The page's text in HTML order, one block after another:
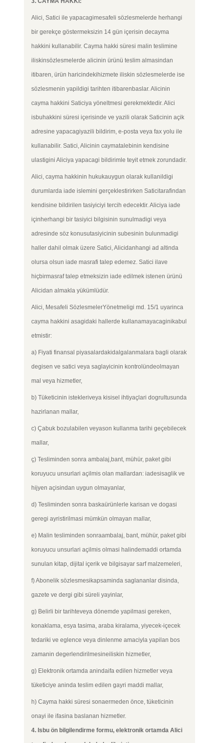
Alici, Satici ile yapacagimesafeli sözlesmelerde herhangi
bir gerekçe göstermeksizin 14 gün içerisin decayma
hakkini kullanabilir. Cayma hakki süresi malin teslimine
iliskinsözlesmelerde alicinin ürünü teslim almasindan
itibaren, ürün haricindekihizmete iliskin sözlesmelerde ise
sözlesmenin yapildigi tarihten itibarenbaslar. Alicinin
cayma hakkini Saticiya yöneltmesi gerekmektedir. Alici
isbuhakkini süresi içerisinde ve yazili olarak Saticinin açik
adresine yapacagiyazili bildirim, e-posta veya fax yolu ile
kullanabilir. Satici, Alicinin caymatalebinin kendisine
ulastigini Aliciya yapacagi bildirimle teyit etmek zorundadir.
Alici, cayma hakkinin hukukauygun olarak kullanildigi
durumlarda iade islemini gerçeklestirirken Saticitarafindan
kendisine bildirilen tasiyiciyi tercih edecektir. Aliciya iade
içinherhangi bir tasiyici bilgisinin sunulmadigi veya
adresinde söz konusutasiyicinin subesinin bulunmadigi
haller dahil olmak üzere Satici, Alicidanhangi ad altinda
olursa olsun iade masrafi talep edemez. Satici ilave
hiçbirmasraf talep etmeksizin iade edilmek istenen ürünü
Alicidan almakla yükümlüdür.
Alici, Mesafeli SözlesmelerYönetmeligi md. 15/1 uyarinca
cayma hakkini asagidaki hallerde kullanamayacaginikabul
etmistir:
a) Fiyati finansal piyasalardakidalgalanmalara bagli olarak
degisen ve satici veya saglayicinin kontrolündeolmayan
mal veya hizmetler,
b) Tüketicinin istekleriveya kisisel ihtiyaçlari dogrultusunda
hazirlanan mallar,
c) Çabuk bozulabilen veyason kullanma tarihi geçebilecek
mallar,
ç) Tesliminden sonra ambalaj,bant, mühür, paket gibi
koruyucu unsurlari açilmis olan mallardan: iadesisaglik ve
hijyen açisindan uygun olmayanlar,
d) Tesliminden sonra baskaürünlerle karisan ve dogasi
geregi ayristirilmasi mümkün olmayan mallar,
e) Malin tesliminden sonraambalaj, bant, mühür, paket gibi
koruyucu unsurlari açilmis olmasi halindemaddi ortamda
sunulan kitap, dijital içerik ve bilgisayar sarf malzemeleri,
f) Abonelik sözlesmesikapsaminda saglananlar disinda,
gazete ve dergi gibi süreli yayinlar,
g) Belirli bir tarihteveya dönemde yapilmasi gereken,
konaklama, esya tasima, araba kiralama, yiyecek-içecek
tedariki ve eglence veya dinlenme amaciyla yapilan bos
zamanin degerlendirilmesineiliskin hizmetler,
g) Elektronik ortamda anindaifa edilen hizmetler veya
tüketiciye aninda teslim edilen gayri maddi mallar,
h) Cayma hakki süresi sonaermeden önce, tüketicinin
onayi ile ifasina baslanan hizmetler.
4. Isbu ön bilgilendirme formu, elektronik ortamda Alici